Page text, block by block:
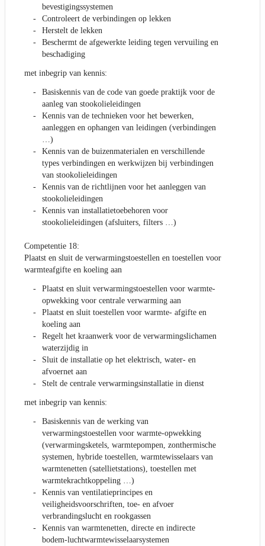
bevestigingssystemen
Controleert de verbindingen op lekken
Herstelt de lekken
Beschermt de afgewerkte leiding tegen vervuiling en
beschadiging
met inbegrip van kennis:
Basiskennis van de code van goede praktijk voor de
aanleg van stookolieleidingen
Kennis van de technieken voor het bewerken,
aanleggen en ophangen van leidingen (verbindingen
…)
Kennis van de buizenmaterialen en verschillende
types verbindingen en werkwijzen bij verbindingen
van stookolieleidingen
Kennis van de richtlijnen voor het aanleggen van
stookolieleidingen
Kennis van installatietoebehoren voor
stookolieleidingen (afsluiters, filters …)
Competentie 18:
Plaatst en sluit de verwarmingstoestellen en toestellen voor
warmteafgifte en koeling aan
Plaatst en sluit verwarmingstoestellen voor warmte-
opwekking voor centrale verwarming aan
Plaatst en sluit toestellen voor warmte- afgifte en
koeling aan
Regelt het kraanwerk voor de verwarmingslichamen
waterzijdig in
Sluit de installatie op het elektrisch, water- en
afvoernet aan
Stelt de centrale verwarmingsinstallatie in dienst
met inbegrip van kennis:
Basiskennis van de werking van
verwarmingstoestellen voor warmte-opwekking
(verwarmingsketels, warmtepompen, zonthermische
systemen, hybride toestellen, warmtewisselaars van
warmtenetten (satellietstations), toestellen met
warmtekrachtkoppeling …)
Kennis van ventilatieprincipes en
veiligheidsvoorschriften, toe- en afvoer
verbrandingslucht en rookgassen
Kennis van warmtenetten, directe en indirecte
bodem-luchtwarmtewisselaarsystemen